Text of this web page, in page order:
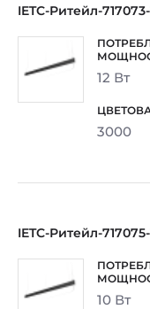
IETC-Ритейл-
12 Вт
3000
IETC-Ритейл-
10 Вт